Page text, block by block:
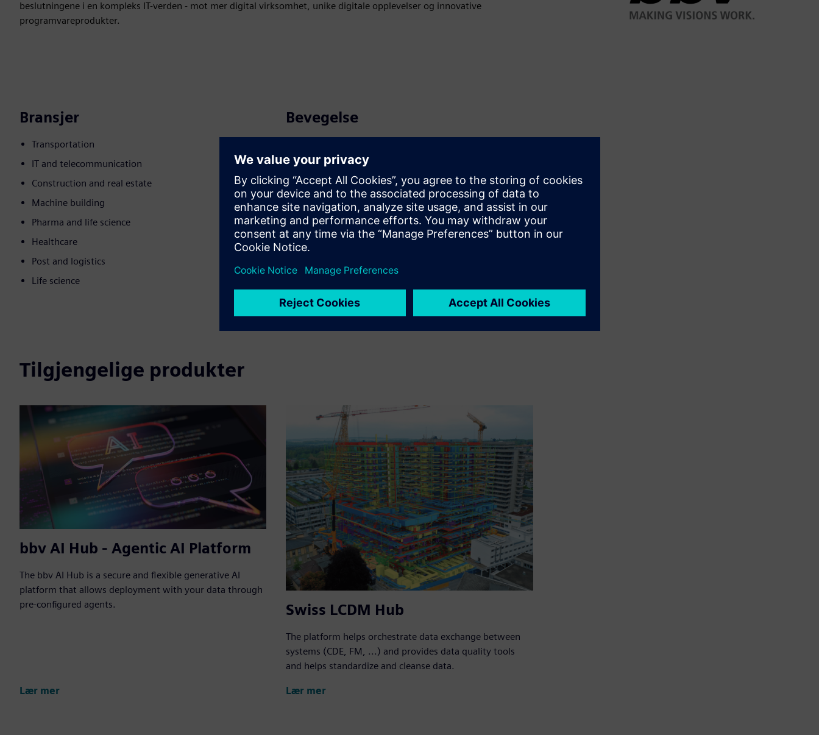
beslutningene i en kompleks IT-verden - mot mer digital virksomhet, unike digitale opplevelser og innovative
programvareprodukter.
Bransjer
Transportation
IT and telecommunication
Construction and real estate
Machine building
Pharma and life science
Healthcare
Post and logistics
Life science
Bevegelse
Utvider eller bygger på et Siemens Xcelerator-produkt/-
løsning ved å lage et nytt produkt, eller skaper en ny
kundeløsning via integrering av Siemens Xcelerator-
produkt og eget produkt
Tilgjengelige produkter
bbv AI Hub - Agentic AI Platform
The bbv AI Hub is a secure and flexible generative AI
platform that allows deployment with your data through
pre-configured agents.
Lær mer
Swiss LCDM Hub
The platform helps orchestrate data exchange between
systems (CDE, FM, ...) and provides data quality tools
and helps standardize and cleanse data.
Lær mer